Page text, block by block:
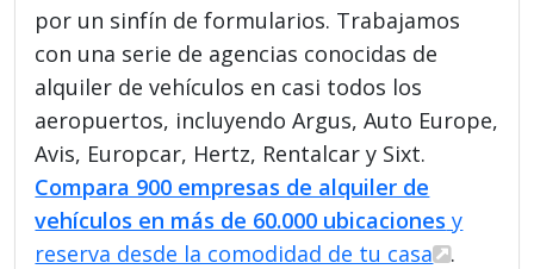
por un sinfín de formularios. Trabajamos
con una serie de agencias conocidas de
alquiler de vehículos en casi todos los
aeropuertos, incluyendo Argus, Auto Europe,
Avis, Europcar, Hertz, Rentalcar y Sixt.
Compara 900 empresas de alquiler de
vehículos en más de 60.000 ubicaciones y
reserva desde la comodidad de tu casa
.